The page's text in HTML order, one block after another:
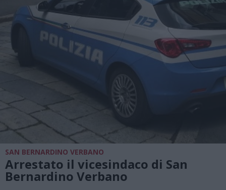
SAN BERNARDINO VERBANO
Arrestato il vicesindaco di San
Bernardino Verbano